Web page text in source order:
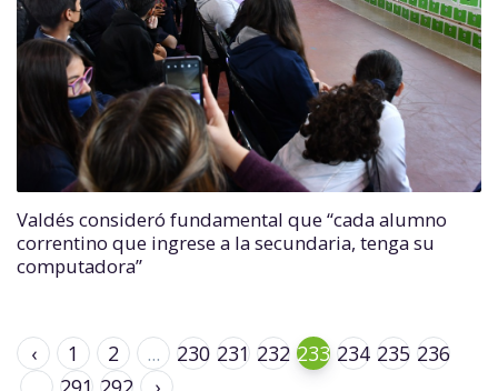
Valdés consideró fundamental que “cada alumno
correntino que ingrese a la secundaria, tenga su
computadora”
‹ 1 2 ... 230 231 232 233 234 235 236